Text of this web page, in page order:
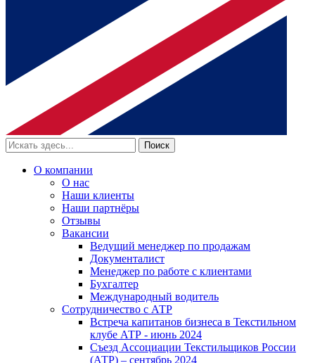
Поиск
О компании
О нас
Наши клиенты
Наши партнёры
Отзывы
Вакансии
Ведущий менеджер по продажам
Документалист
Менеджер по работе с клиентами
Бухгалтер
Международный водитель
Сотрудничество с АТР
Встреча капитанов бизнеса в Текстильном
клубе АТР - июнь 2024
Съезд Ассоциации Текстильщиков России
(АТР) – сентябрь 2024